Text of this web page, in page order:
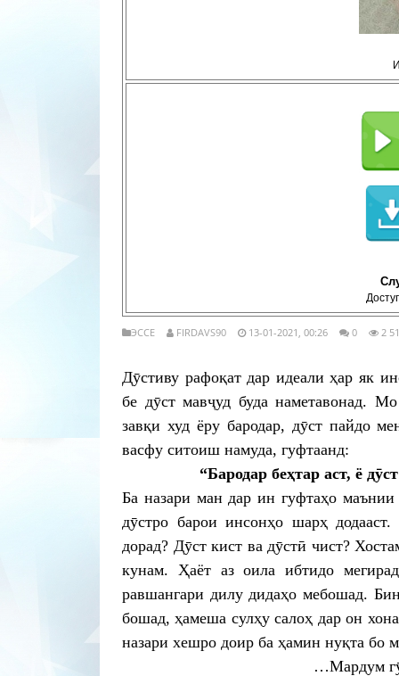
ЭССЕ FIRDAVS90 13-01-2021, 00:26 0 2
Дӯстиву рафоқат дар идеали ҳар як
бе дӯст мавҷуд буда наметавонад.
завқи худ ёру бародар, дӯст пайдо
васфу ситоиш намуда, гуфтаанд:
“Бародар беҳтар аст, ё
Ба назари ман дар ин гуфтаҳо
дӯстро барои инсонҳо шарҳ
дорад? Дӯст кист ва дӯстӣ чист?
кунам. Ҳаёт аз оила ибтидо
равшангари дилу дидаҳо мебошад.
бошад, ҳамеша сулҳу салоҳ дар он
назари хешро доир ба ҳамин нуқта бо
…Мардум